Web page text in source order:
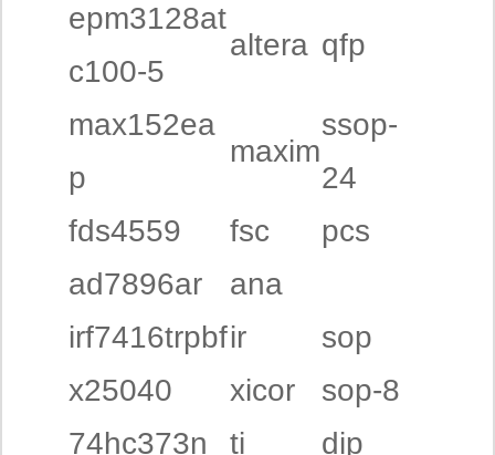
epm3128at
c100-5
altera qfp
max152ea
p
maxim
ssop-
24
fds4559
fsc
pcs
ad7896ar
ana
irf7416trpbfir
sop
x25040
xicor
sop-8
74hc373n
ti
dip